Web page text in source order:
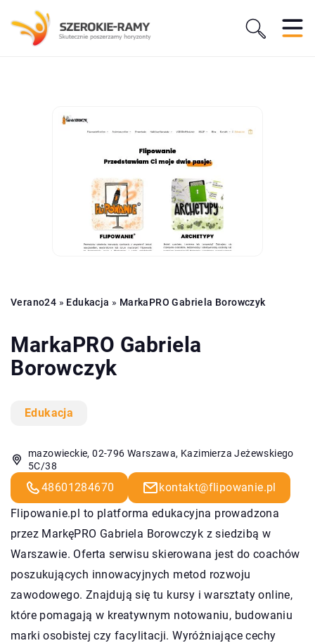
Verano24 » Edukacja » MarkaPRO Gabriela Borowczyk
MarkaPRO Gabriela
Borowczyk
Edukacja
mazowieckie, 02-796 Warszawa, Kazimierza Jeżewskiego
5C/38
48601284670
kontakt@flipowanie.pl
Flipowanie.pl to platforma edukacyjna prowadzona
przez MarkęPRO Gabriela Borowczyk z siedzibą w
Warszawie. Oferta serwisu skierowana jest do coachów
poszukujących innowacyjnych metod rozwoju
zawodowego. Znajdują się tu kursy i warsztaty online,
które pomagają w kreatywnym notowaniu, budowaniu
marki osobistej czy facylitacji. Wyróżniające cechy